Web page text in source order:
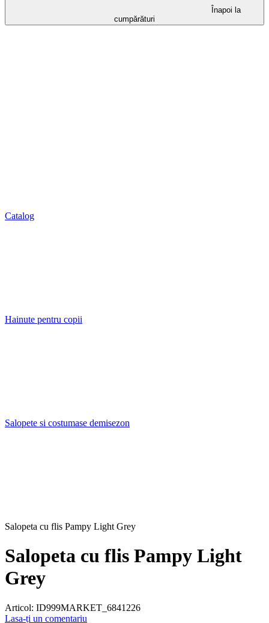
Înapoi la
cumpărături
Catalog
Hainute pentru copii
Salopete si costumase demisezon
Salopeta cu flis Pampy Light Grey
Salopeta cu flis Pampy Light
Grey
Articol: ID999MARKET_6841226
Lasa-ți un comentariu